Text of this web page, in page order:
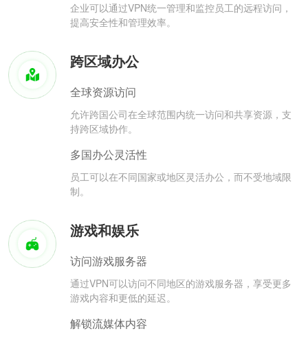
企业可以通过VPN统一管理和监控员工的远程访问，
提高安全性和管理效率。
跨区域办公
全球资源访问
允许跨国公司在全球范围内统一访问和共享资源，支
持跨区域协作。
多国办公灵活性
员工可以在不同国家或地区灵活办公，而不受地域限
制。
游戏和娱乐
访问游戏服务器
通过VPN可以访问不同地区的游戏服务器，享受更多
游戏内容和更低的延迟。
解锁流媒体内容